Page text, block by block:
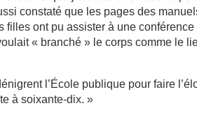
constaté que les pages des
ont pu assister à une conférence
« branché » le corps comme le
l’École publique pour faire
à soixante-dix. »